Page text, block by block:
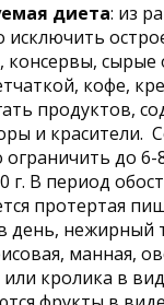
диета: из
исключить
консервы,
кофе,
продуктов,
и красители.
до 6-
г. В период
протертая
день, нежирный
манная,
кролика в